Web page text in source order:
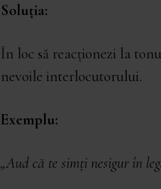
Soluția:
În loc să reacționezi la
nevoile interlocutorului.
Exemplu:
„Aud că te simți nesigur în